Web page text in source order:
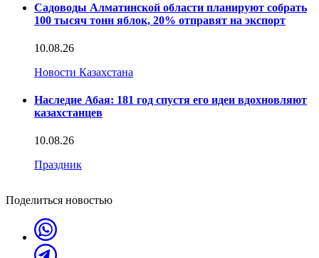
Садоводы Алматинской области планируют собрать
100 тысяч тонн яблок, 20% отправят на экспорт
10.08.26
Новости Казахстана
Наследие Абая: 181 год спустя его идеи вдохновляют
казахстанцев
10.08.26
Праздник
Поделиться новостью